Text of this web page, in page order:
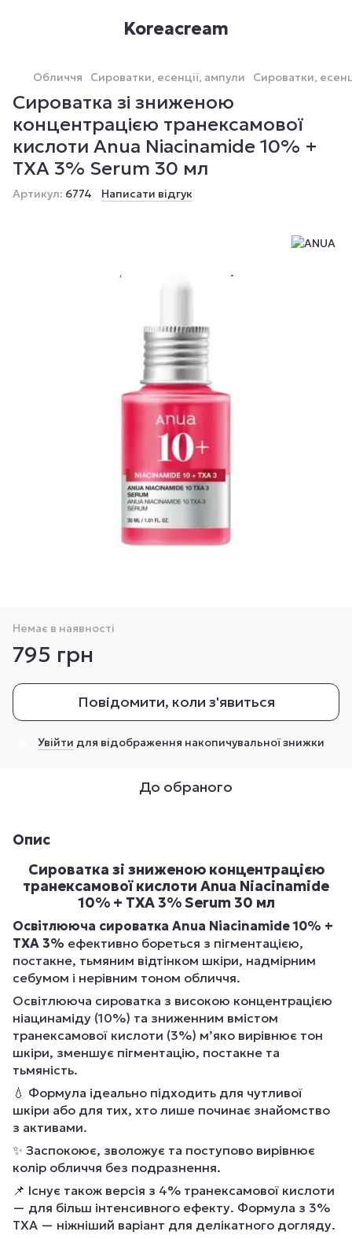
Koreacream
Обличчя Сироватки, есенції, ампули Сироватки,
Сироватка зі зниженою
концентрацією транексамової
кислоти Anua Niacinamide 10% +
TXA 3% Serum 30 мл
Артикул: 6774 Написати відгук
Немає в наявності
795 грн
Повідомити, коли з'явиться
Увійти для відображення накопичувальної знижки
До обраного
Опис
Сироватка зі зниженою концентрацією
транексамової кислоти Anua Niacinamide
10% + TXA 3% Serum 30 мл
Освітлююча сироватка Anua Niacinamide 10% +
TXA 3% ефективно бореться з пігментацією,
постакне, тьмяним відтінком шкіри, надмірним
себумом і нерівним тоном обличчя.
Освітлююча сироватка з високою концентрацією
ніацинаміду (10%) та зниженним вмістом
транексамової кислоти (3%) м’яко вирівнює тон
шкіри, зменшує пігментацію, постакне та
тьмяність.
💧 Формула ідеально підходить для чутливої
шкіри або для тих, хто лише починає знайомство
з активами.
✨ Заспокоює, зволожує та поступово вирівнює
колір обличчя без подразнення.
📌 Існує також версія з 4% транексамової кислоти
— для більш інтенсивного ефекту. Формула з 3%
TXA — ніжніший варіант для делікатного догляду.